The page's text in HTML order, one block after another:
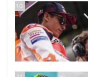
10